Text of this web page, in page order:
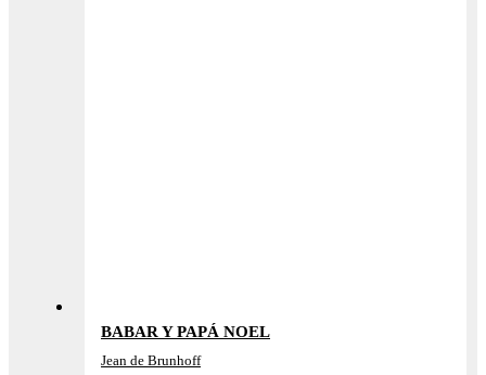
BABAR Y PAPÁ NOEL
Jean de Brunhoff